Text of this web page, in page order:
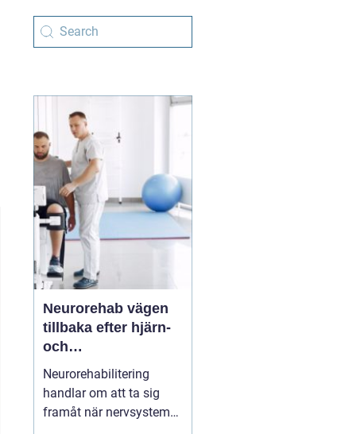
Neurorehab vägen
tillbaka efter hjärn-
och
ryggmärgsskador
Neurorehabilitering
handlar om att ta sig
framåt när nervsystemet